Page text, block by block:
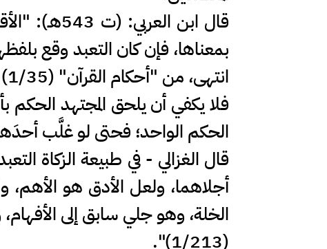
قال ابن
بمعناها، فإن كان التعبد وقع
انتهى، من "أحكام القرآن" (1/35).
فلا يكفي أن يلحق المجتهد الحكم
الحكم الواحد؛ فحتى لو غلَّب
قال الغزالي - في طبيعة الزكاة
أجلاهما، ولعل الأدق هو الأهم،
الخلة، وهو جلي سابق إلى
(1/213)".